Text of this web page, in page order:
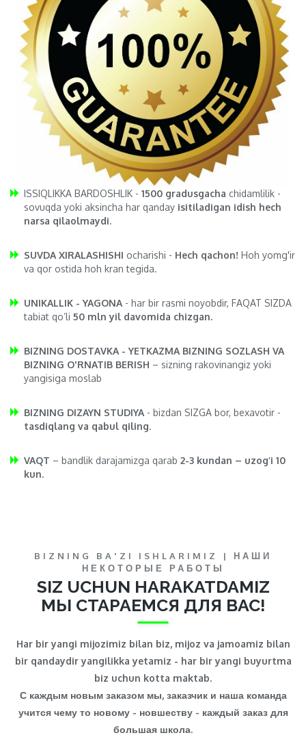
ISSIQLIKKA BARDOSHLIK - 1500 gradusgacha chidamlilik -
sovuqda yoki aksincha har qanday isitiladigan idish hech
narsa qilaolmaydi.
SUVDA XIRALASHISHI ocharishi - Hech qachon! Hoh yomg'ir
va qor ostida hoh kran tegida.
UNIKALLIK - YAGONA - har bir rasmi noyobdir, FAQAT SIZDA
tabiat qo’li 50 mln yil davomida chizgan.
BIZNING DOSTAVKA - YETKAZMA BIZNING SOZLASH VA
BIZNING O'RNATIB BERISH – sizning rakovinangiz yoki
yangisiga moslab
BIZNING DIZAYN STUDIYA - bizdan SIZGA bor, bexavotir -
tasdiqlang va qabul qiling.
VAQT – bandlik darajamizga qarab 2-3 kundan – uzog’i 10
kun.
BIZNING BA'ZI ISHLARIMIZ | НАШИ
НЕКОТОРЫЕ РАБОТЫ
SIZ UCHUN HARAKATDAMIZ
МЫ СТАРАЕМСЯ ДЛЯ ВАС!
Har bir yangi mijozimiz bilan biz, mijoz va jamoamiz bilan
bir qandaydir yangilikka yetamiz - har bir yangi buyurtma
biz uchun kotta maktab.
С каждым новым заказом мы, заказчик и наша команда
учится чему то новому - новшеству - каждый заказ для
большая школа.